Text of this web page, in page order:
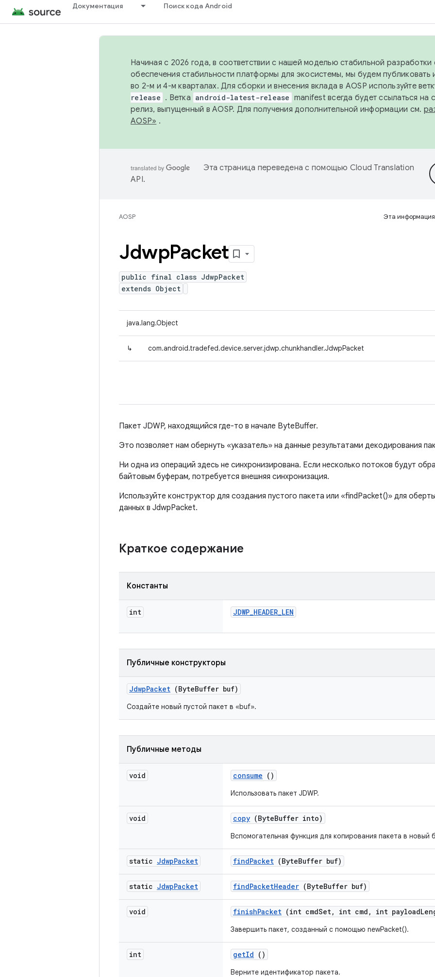
Документация Поиск кода Android
Начиная с 2026 года, в соответствии с нашей моделью стабильной разработки
обеспечения стабильности платформы для экосистемы, мы будем публиковать
во 2-м и 4-м кварталах. Для сборки и внесения вклада в AOSP используйте
release . Ветка android-latest-release manifest всегда будет ссылаться на
релиз, выпущенный в AOSP. Для получения дополнительной информации см.
AOSP» .
Эта страница переведена с помощью Cloud Translation
API.
AOSP Эта информация
JdwpPacket
public final class JdwpPacket
extends Object
java.lang.Object
↳ com.android.tradefed.device.server.jdwp.chunkhandler.JdwpPacket
Пакет JDWP, находящийся где-то в начале ByteBuffer.
Это позволяет нам обернуть «указатель» на данные результатами декодирования
Ни одна из операций здесь не синхронизирована. Если несколько потоков будут
байтовым буферам, потребуется внешняя синхронизация.
Используйте конструктор для создания пустого пакета или «findPacket()» для
данных в JdwpPacket.
Краткое содержание
Константы
int JDWP_HEADER_LEN
Публичные конструкторы
JdwpPacket (ByteBuffer buf)
Создайте новый пустой пакет в «buf».
Публичные методы
void consume ()
Использовать пакет JDWP.
void copy (ByteBuffer into)
Вспомогательная функция для копирования пакета в новый
static JdwpPacket findPacket (ByteBuffer buf)
static JdwpPacket findPacketHeader (ByteBuffer buf)
void finishPacket (int cmdSet, int cmd , int payload
Завершить пакет, созданный с помощью newPacket().
int getId ()
Верните идентификатор пакета.